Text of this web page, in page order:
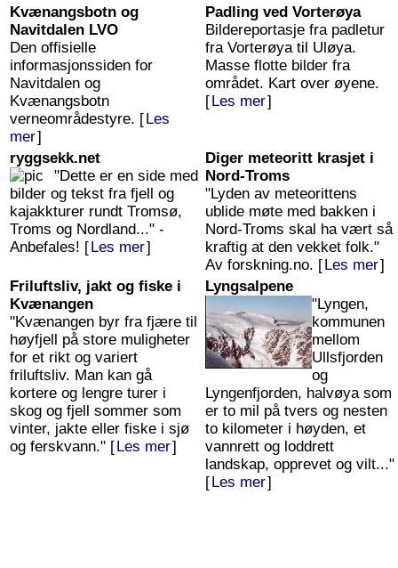
Kvænangsbotn og
Navitdalen LVO
Den offisielle
informasjonssiden for
Navitdalen og
Kvænangsbotn
verneområdestyre. [Les
mer]
Padling ved Vorterøya
Bildereportasje fra padletur
fra Vorterøya til Uløya.
Masse flotte bilder fra
området. Kart over øyene.
[Les mer]
ryggsekk.net
"Dette er en side med
bilder og tekst fra fjell og
kajakkturer rundt Tromsø,
Troms og Nordland..." -
Anbefales! [Les mer]
Diger meteoritt krasjet i
Nord-Troms
"Lyden av meteorittens
ublide møte med bakken i
Nord-Troms skal ha vært så
kraftig at den vekket folk."
Av forskning.no. [Les mer]
Friluftsliv, jakt og fiske i
Kvænangen
"Kvænangen byr fra fjære til
høyfjell på store muligheter
for et rikt og variert
friluftsliv. Man kan gå
kortere og lengre turer i
skog og fjell sommer som
vinter, jakte eller fiske i sjø
og ferskvann." [Les mer]
Lyngsalpene
"Lyngen,
kommunen
mellom
Ullsfjorden
og
Lyngenfjorden, halvøya som
er to mil på tvers og nesten
to kilometer i høyden, et
vannrett og loddrett
landskap, opprevet og vilt..."
[Les mer]